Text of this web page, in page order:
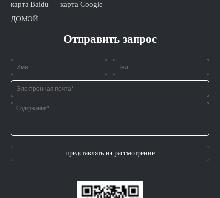
карта Baidu
карта Google
ДОМОЙ
Отправить запрос
представлять на рассмотрение